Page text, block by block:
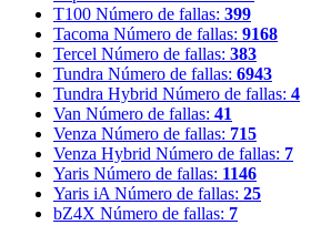
T100 Número de fallas: 399
Tacoma Número de fallas: 9168
Tercel Número de fallas: 383
Tundra Número de fallas: 6943
Tundra Hybrid Número de fallas: 4
Van Número de fallas: 41
Venza Número de fallas: 715
Venza Hybrid Número de fallas: 7
Yaris Número de fallas: 1146
Yaris iA Número de fallas: 25
bZ4X Número de fallas: 7